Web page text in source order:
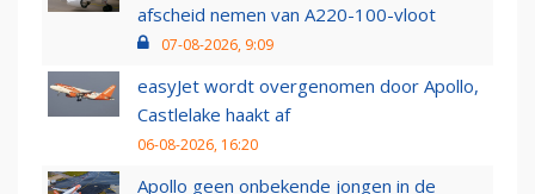
afscheid nemen van A220-100-vloot
07-08-2026, 9:09
easyJet wordt overgenomen door Apollo,
Castlelake haakt af
06-08-2026, 16:20
Apollo geen onbekende jongen in de